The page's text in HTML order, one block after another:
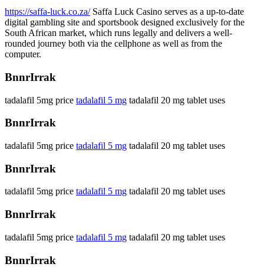
https://saffa-luck.co.za/Saffa Luck Casino serves as a up-to-date
digital gambling site and sportsbook designed exclusively for the
South African market, which runs legally and delivers a well-
rounded journey both via the cellphone as well as from the
computer.
BnnrIrrak
tadalafil 5mg price tadalafil 5 mg tadalafil 20 mg tablet uses
BnnrIrrak
tadalafil 5mg price tadalafil 5 mg tadalafil 20 mg tablet uses
BnnrIrrak
tadalafil 5mg price tadalafil 5 mg tadalafil 20 mg tablet uses
BnnrIrrak
tadalafil 5mg price tadalafil 5 mg tadalafil 20 mg tablet uses
BnnrIrrak